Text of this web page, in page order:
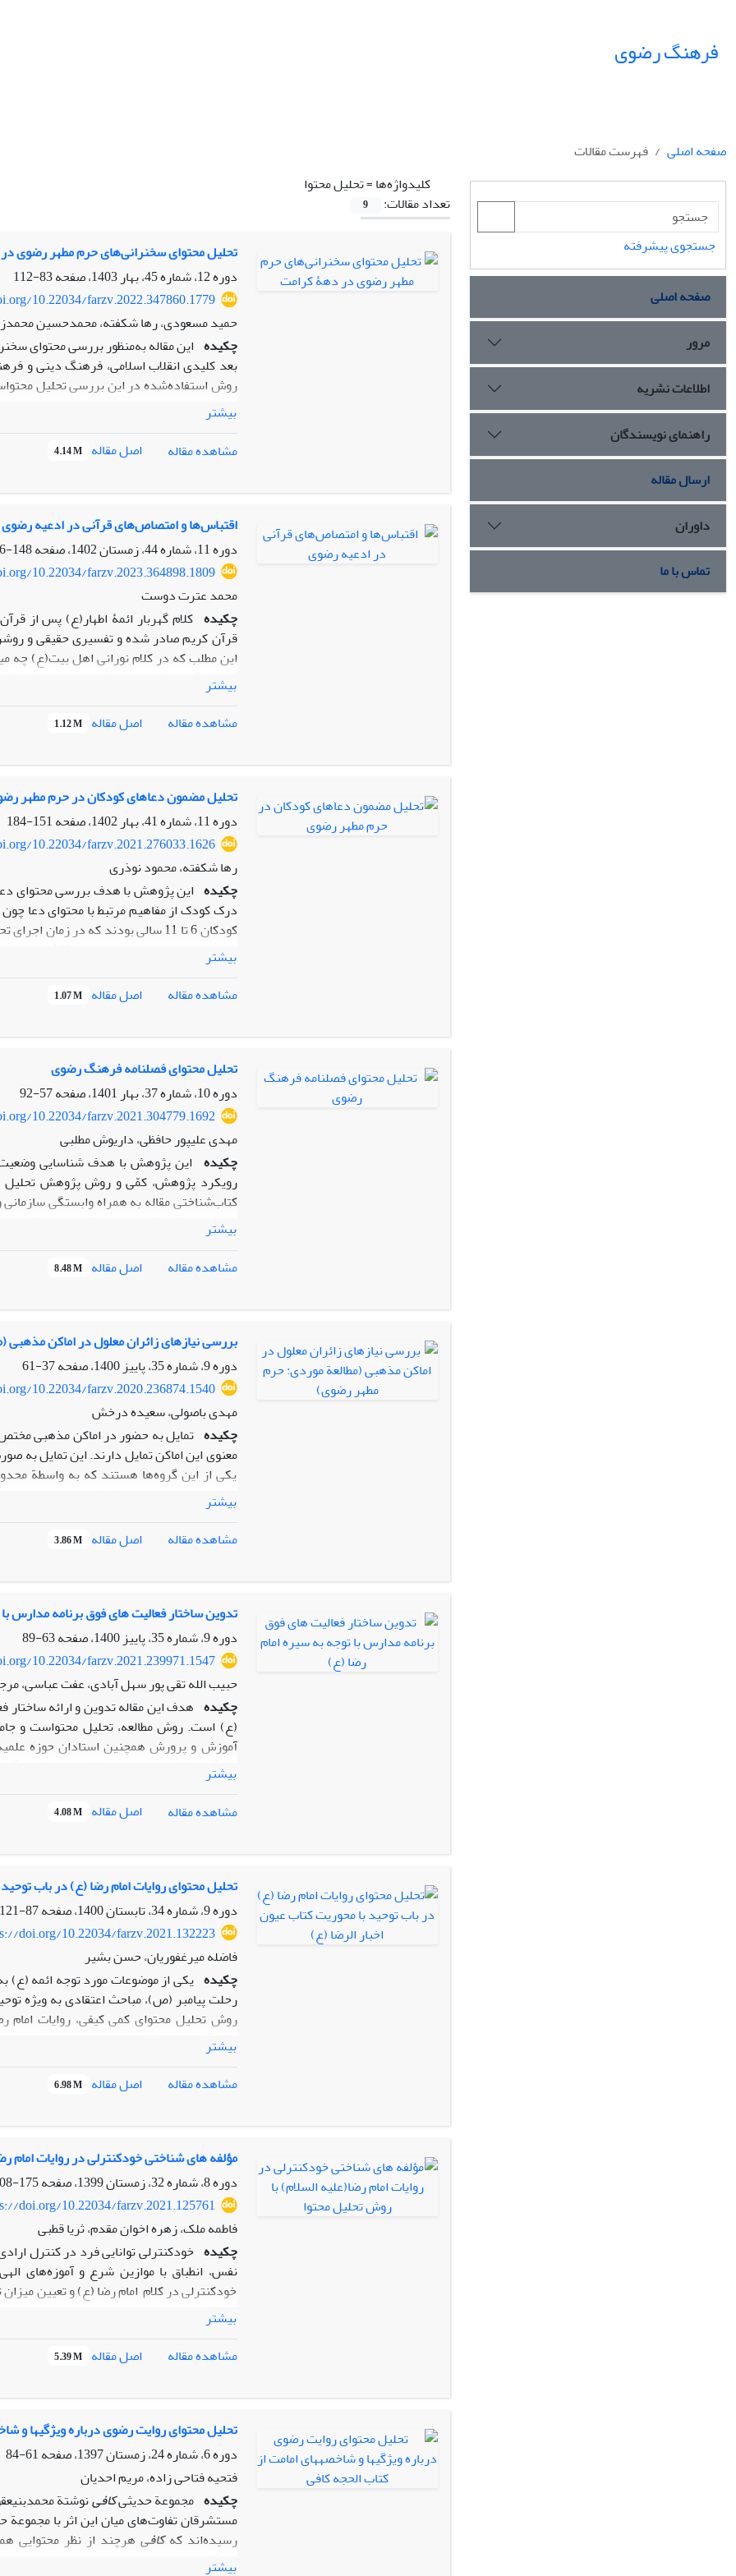
فرهنگ رضوی
صفحه اصلی
فهرست مقالات
کلیدواژه‌ها =تحلیل محتوا
تعداد مقالات:
9
تحلیل محتوای سخنرانی‌های حرم مطهر رضوی
دوره 12، شماره 45، بهار 1403، صفحه
83-112
10.22034/farzv.2022.347860.1779
حمید مسعودی، رها شکفته، محمدحسین
چکیده این مقاله به‌منظور بررسی محتوای
مناسب تشخیص داده شده است. بیشترین
مهربانی و محبت معرفتی، جایگاه
سیاست، تعامل با محرومان، کار و کارآفرینی
مشروطه و شیخ فضل الله است؛ بنابراین این
دیگر برخی سخنرانان نیز تلاش کرده‌اند
کرده‌اند.
بیشتر
مشاهده مقاله
اصل مقاله 4.14 M
اقتباس‌ها و امتصاص‌های قرآنی در ادعیه رضوی
دوره 11، شماره 44، زمستان 1402، صفحه
148-176
10.22034/farzv.2023.364898.1809
محمد عترت دوست
چکیده کلام گهربار ائمۀ اطهار(ع) پس از
قرآن کریم صادر شده و تفسیری حقیقی و
این مطلب که در کلام نورانی اهل بیت(ع) چه
آیات قرآنی برقرار است، یکی از مسائل
به مطالعۀ مجموعۀ کامل ادعیه امام رضا(ع)
موضوعات اصلی این ادعیه و میزان و کیفیت
استفاده از روش بینامتنیّت به تحلیل انواع
540 آیۀ قرآنی به صورت مستقیم و
بینامتنی نفی متوازی یا امتصاص بوده که در
از متن غایب و همچنین افزایش معنای متن
امام همام ضمن بیان نکات آموزشی و معرفتی
تبیین کاربرد صحیح آنها نیز اشاره کرده‌اند.
بیشتر
مشاهده مقاله
اصل مقاله 1.12 M
تحلیل مضمون دعاهای کودکان در حرم مطهر
دوره 11، شماره 41، بهار 1402، صفحه
151-184
10.22034/farzv.2021.276033.1626
رها شکفته، محمود نوذری
چکیده این پژوهش با هدف بررسی محتوای
درک کودک از مفاهیم مرتبط با محتوای دعا
کودکان 6 تا 11 سالی بودند که در
نمونه‌گیری به روش در دسترس و اتفاقی بود.
فراوانی بسیار بالاتری نسبت به خواسته‌های
نشان نمی‌دهد و محتوای دعاهای مادی و
بیشتر
مشاهده مقاله
اصل مقاله 1.07 M
تحلیل محتوای فصلنامه فرهنگ رضوی
دوره 10، شماره 37، بهار 1401، صفحه
57-92
10.22034/farzv.2021.304779.1692
مهدی علیپور حافظی، داریوش مطلبی
چکیده این پژوهش با هدف شناسایی
رویکرد پژوهش، کمّی و روش پژوهش تحلیل
کتاب‌شناختی مقاله به همراه وابستگی
مقالات در فایل اکسل به طور کامل وارد شد.
گراف شد و در نتیجه گراف‌ها و نقشه‌های علمی و
شده در 32 شماره نشریه هستند.
حاکی از همکاری کمتر از
با 103 عنوان مقاله، رتبۀ نخست را کسب کرده‌اند.
بیشتر
مشاهده مقاله
اصل مقاله 8.48 M
بررسی نیازهای زائران معلول در اماکن
دوره 9، شماره 35، پاییز 1400، صفحه
37-61
10.22034/farzv.2020.236874.1540
مهدی باصولی، سعیده درخش
چکیده تمایل به حضور در اماکن مذهبی
معنوی این اماکن تمایل دارند. این تمایل به
یکی از این گروه‌ها هستند که به واسطة
می‌کنند. این مقاله با هدف شناسایی
این مقاله از رویکرد کیفی کمی بهره گرفته
نگاشت‌شناخت فازی، به بررسی روابط این
بیشتر
مشاهده مقاله
اصل مقاله 3.86 M
تدوین ساختار فعالیت های فوق برنامه مدارس
دوره 9، شماره 35، پاییز 1400، صفحه
63-89
10.22034/farzv.2021.239971.1547
حبیب الله تقی پور سهل آبادی، عفت عباسی،
چکیده هدف این مقاله تدوین و ارائه ساختار
(ع) است. روش مطالعه، تحلیل محتواست و
خبرگان مذکور به صورت هدفمند و به شیوه
مصاحبه در مرحله اول با متخصصان حوزه
متخصصان دانشگاهی به منظور تایید کدهای
در ساختار فوق برنامه مدارس متناسب با
گروهی، عبادت و ... در بخش‌های مختلف
بیشتر
مشاهده مقاله
اصل مقاله 4.08 M
تحلیل محتوای روایات امام رضا (ع) در باب
دوره 9، شماره 34، تابستان 1400، صفحه
87-121
doi.org/10.22034/farzv.2021.132223
فاضله میرغفوریان، حسن بشیر
چکیده یکی از موضوعات مورد توجه ائمه (ع)
رحلت پیامبر (ص)، مباحث اعتقادی به ویژه
روش تحلیل محتوای کمی کیفی، روایات
جهت‌گیری امام (ع) در پاسخ به سوالات توحیدی
است. نتایج این پژوهش نشان می‌دهد که امام
بیشتر
مشاهده مقاله
اصل مقاله 6.98 M
مؤلفه های شناختی خودکنترلی در روایات امام
دوره 8، شماره 32، زمستان 1399، صفحه
175-208
doi.org/10.22034/farzv.2021.125761
فاطمه ملک، زهره اخوان مقدم، ثریا قطبی
چکیده خودکنترلی توانایی فرد در کنترل
نفس، انطباق با موازین شرع و آموزه‌های
خودکنترلی در کلام امام‌ رضا (ع) و تعیین
واحد تحلیل، مضمون روایت و جامعه پژوهش
رضوی است. مؤلفه شناختیِ «خودکنترلی» شامل
آشنایی با آثار خودکنترلی و شناخت موانع
بیشتر
مشاهده مقاله
اصل مقاله 5.39 M
تحلیل محتوای روایت رضوی درباره ویژگی‎ها و شاخصه‎های امامت از کتاب ‎الحجه کافی
دوره 6، شماره 24، زمستان 1397، صفحه
61-84
فتحیه فتاحی زاده، مریم احدیان
چکیده مجموعة حدیثیکافی
مستشرقان تفاوت‌های میان این اثر با
رسیده‌اند کهکافی هرچند از نظر محتوایی
عقل‎گرای بغداد را مخاطب قرار داده، در انتخاب احادیث و چینش آنها به‎نوعی راه اعتدال را پیموده است و بر خلاف کتاب
بیشتر
جستجوی پیشرفته
صفحه اصلی
مرور
اطلاعات نشریه
راهنمای نویسندگان
ارسال مقاله
داوران
تماس با ما